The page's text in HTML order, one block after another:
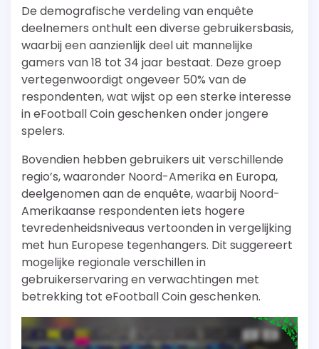
De demografische verdeling van enquête
deelnemers onthult een diverse gebruikersbasis,
waarbij een aanzienlijk deel uit mannelijke
gamers van 18 tot 34 jaar bestaat. Deze groep
vertegenwoordigt ongeveer 50% van de
respondenten, wat wijst op een sterke interesse
in eFootball Coin geschenken onder jongere
spelers.
Bovendien hebben gebruikers uit verschillende
regio’s, waaronder Noord-Amerika en Europa,
deelgenomen aan de enquête, waarbij Noord-
Amerikaanse respondenten iets hogere
tevredenheidsniveaus vertoonden in vergelijking
met hun Europese tegenhangers. Dit suggereert
mogelijke regionale verschillen in
gebruikerservaring en verwachtingen met
betrekking tot eFootball Coin geschenken.